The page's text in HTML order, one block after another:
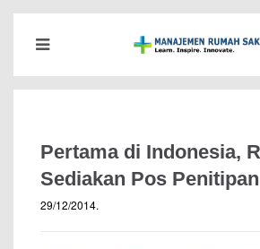
Pertama di Indonesia,
Sediakan Pos
29/12/2014.